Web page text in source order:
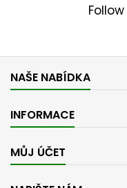
NAŠE NABÍDKA
INFORMACE
MŮJ ÚČET